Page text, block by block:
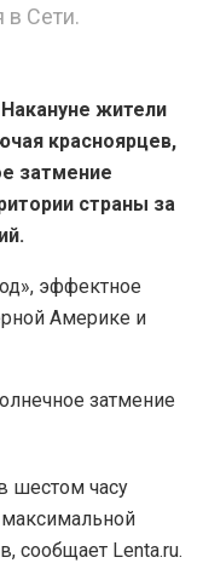
в Сети.
Накануне жители
красноярцев,
затмение
страны за
эффектное
Америке и
шестом часу
максимальной
сообщает Lenta.ru.